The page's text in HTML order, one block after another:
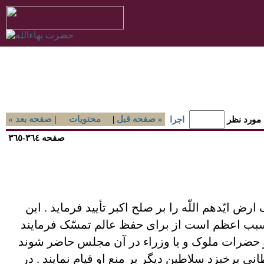
« صفحه بعد | محتويات | صفحه قبل » نظر اجرا
ايّدهم اللّه را بر صلح اکبر تأييد فرمايد . اين
سبب اعظم است از برای حفظ عالم تمسّک فرمايند
و حضرات ملوک و يا وزراء در آن مجلس حاضر شوند
برخيزد سلاطين ديگر بر منع او قيام نمايند . در